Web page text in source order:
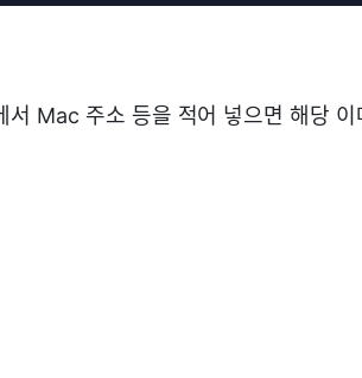
서 Mac 주소 등을 적어 넣으면 해당